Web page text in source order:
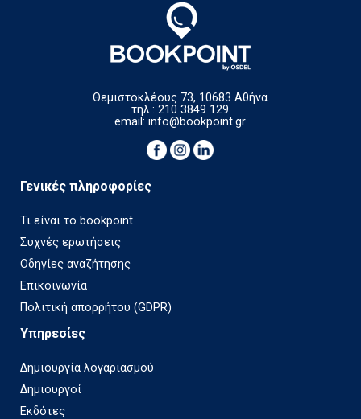
Θεμιστοκλέους 73, 10683 Αθήνα
τηλ.: 210 3849 129
email:info@bookpoint.gr
Γενικές πληροφορίες
Τι είναι το bookpoint
Συχνές ερωτήσεις
Οδηγίες αναζήτησης
Επικοινωνία
Πολιτική απορρήτου (GDPR)
Υπηρεσίες
Δημιουργία λογαριασμού
Δημιουργοί
Εκδότες